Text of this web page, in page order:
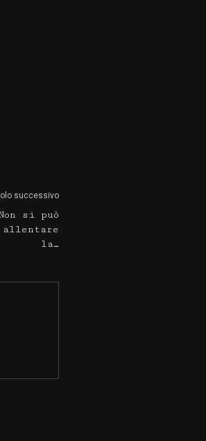
successivo
si può
allentare
la…